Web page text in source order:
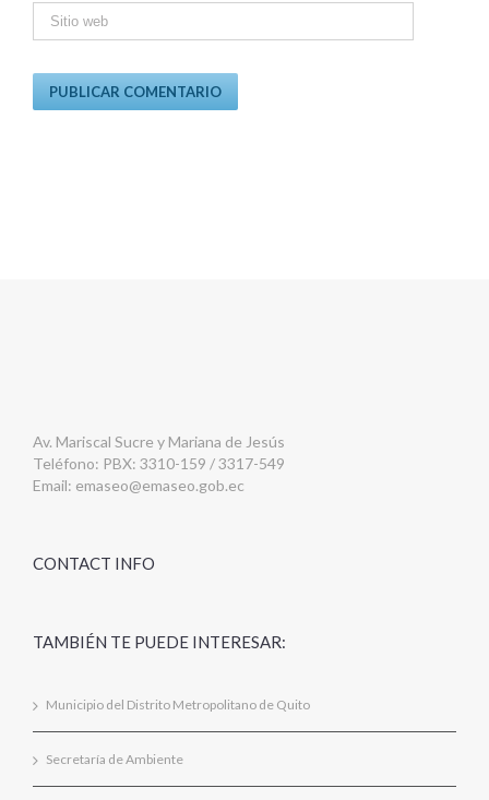
Av. Mariscal Sucre y Mariana de Jesús
Teléfono: PBX: 3310-159 / 3317-549
Email: emaseo@emaseo.gob.ec
CONTACT INFO
TAMBIÉN TE PUEDE INTERESAR:
Municipio del Distrito Metropolitano de Quito
Secretaría de Ambiente